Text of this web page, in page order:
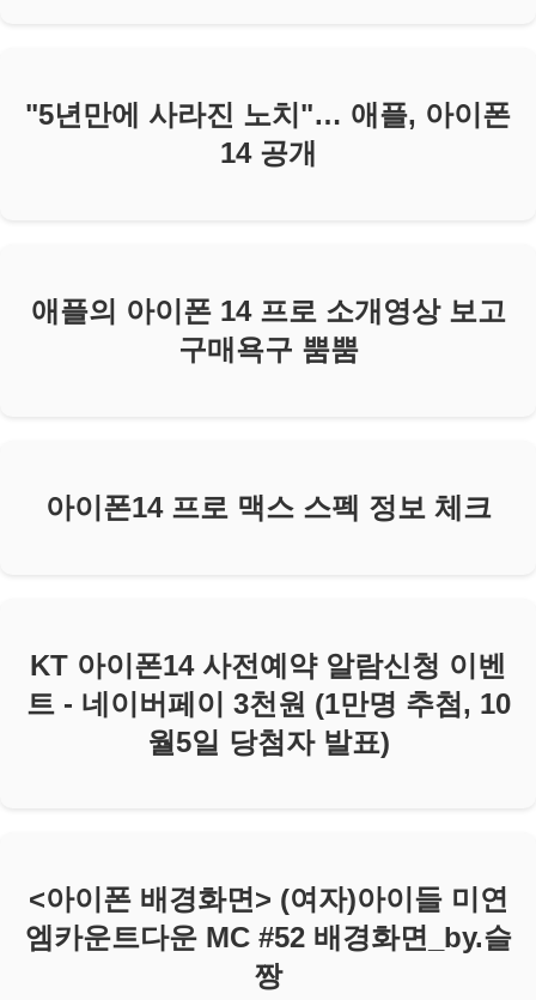
"5년만에 사라진 노치"… 애플, 아이폰
14 공개
애플의 아이폰 14 프로 소개영상 보고
구매욕구 뿜뿜
아이폰14 프로 맥스 스펙 정보 체크
KT 아이폰14 사전예약 알람신청 이벤
트 - 네이버페이 3천원 (1만명 추첨, 10
월5일 당첨자 발표)
<아이폰 배경화면> (여자)아이들 미연
엠카운트다운 MC #52 배경화면_by.슬
짱